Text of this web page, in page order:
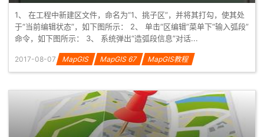
1、 在工程中新建区文件，命名为“1、挑子区”，并将其打勾，使其处
于“当前编辑状态”，如下图所示： 2、 单击“区编辑”菜单下“输入弧段”
命令，如下图所示： 3、 系统弹出“造弧段信息”对话...
2017-08-07 MapGIS MapGIS 67 MapGIS教程